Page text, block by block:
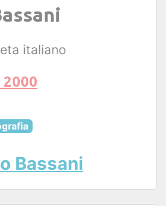
italiano
Bassani